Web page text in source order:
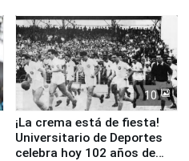
10
¡La crema está de fiesta!
Universitario de Deportes
celebra hoy 102 años de